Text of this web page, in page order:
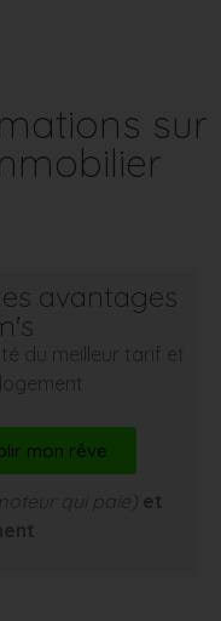
sur
avantages
du meilleur tarif et
mon rêve
qui paie) et